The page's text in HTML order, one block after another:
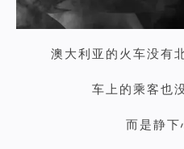
澳大利亚的火车没有
车上的乘客也
而是静下